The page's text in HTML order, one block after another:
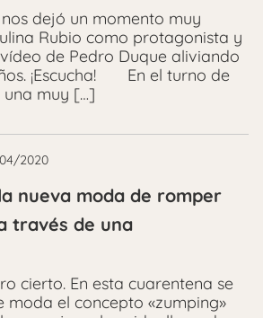
dejó un momento muy
Rubio como protagonista y
de Pedro Duque aliviando
¡Escucha! En el turno de
una muy […]
2020
nueva moda de romper
través de una
cierto. En esta cuarentena se
moda el concepto «zumping»